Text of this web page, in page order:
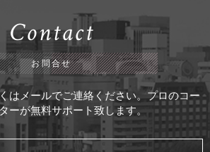
Contact
お問合せ
はメールでご連絡ください。プロのコー
ーが無料サポート致します。